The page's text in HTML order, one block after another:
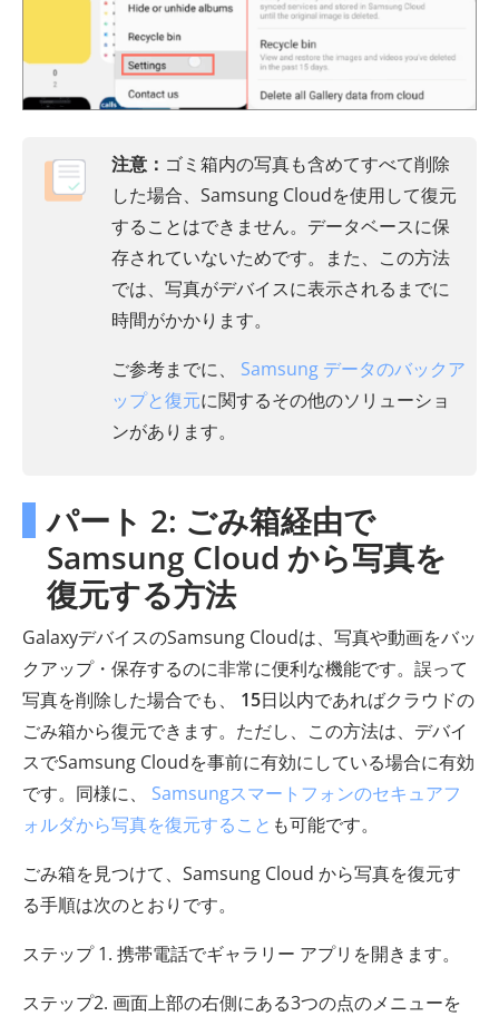
注意： ゴミ箱内の写真も含めてすべて削除
した場合、Samsung Cloudを使用して復元
することはできません。データベースに保
存されていないためです。また、この方法
では、写真がデバイスに表示されるまでに
時間がかかります。
ご参考までに、 Samsung データのバックア
ップと復元に関するその他のソリューショ
ンがあります。
パート 2: ごみ箱経由で
Samsung Cloud から写真を
復元する方法
GalaxyデバイスのSamsung Cloudは、写真や動画をバッ
クアップ・保存するのに非常に便利な機能です。誤って
写真を削除した場合でも、 15日以内であればクラウドの
ごみ箱から復元できます。ただし、この方法は、デバイ
スでSamsung Cloudを事前に有効にしている場合に有効
です。同様に、 Samsungスマートフォンのセキュアフ
ォルダから写真を復元すること も可能です。
ごみ箱を見つけて、Samsung Cloud から写真を復元す
る手順は次のとおりです。
ステップ 1. 携帯電話でギャラリー アプリを開きます。
ステップ2. 画面上部の右側にある3つの点のメニューを